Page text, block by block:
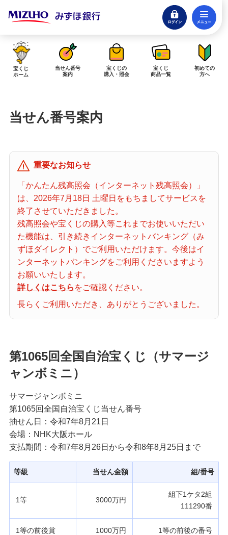
ログイン
閉じる
みずほダイレクトログイン
当せん金の受取方法について
購入した宝くじの確認方法について
「代金が引き落としされない」「購入明細に表示されない」にお答えしま
す。
宝くじホーム
当せん番号案内
宝くじの購入・照会
宝くじ商品一覧
初めての方へ
みずほATM宝くじサービス
発売スケジュール
みずほ銀行について
宝くじ
ホーム
当せん番号
案内
宝くじの
購入・照会
宝くじ
商品一覧
初めての
方へ
当せん番号案内
重要なお知らせ
「かんたん残高照会（インターネット残高照会）」
は、2026年7月18日 土曜日をもちましてサービスを
終了させていただきました。
残高照会や宝くじの購入等これまでお使いいただい
た機能は、引き続きインターネットバンキング（み
ずほダイレクト）でご利用いただけます。今後はイ
ンターネットバンキングをご利用くださいますよう
お願いいたします。
詳しくはこちら をご確認ください。
長らくご利用いただき、ありがとうございました。
第1065回全国自治宝くじ（サマージ
ャンボミニ）
サマージャンボミニ
第1065回全国自治宝くじ当せん番号
抽せん日：令和7年8月21日
会場：NHK大阪ホール
支払期間：令和7年8月26日から令和8年8月25日まで
等級 当せん金額 組/番号
1等 3000万円
組下1ケタ2組
111290番
1等の前後賞 1000万円 1等の前後の番号